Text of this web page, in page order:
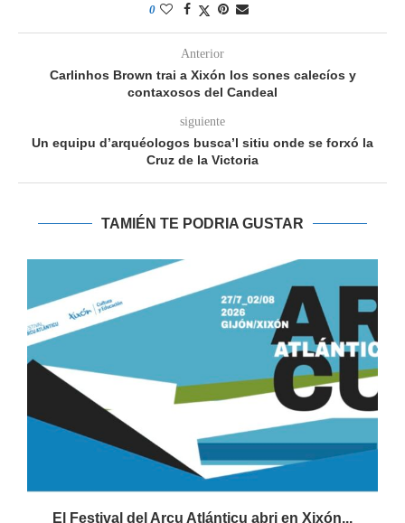
0
Anterior
Carlinhos Brown trai a Xixón los sones calecíos y
contaxosos del Candeal
siguiente
Un equipu d’arquéologos busca’l sitiu onde se forxó la
Cruz de la Victoria
TAMIÉN TE PODRIA GUSTAR
El Festival del Arcu Atlánticu abri en Xixón...